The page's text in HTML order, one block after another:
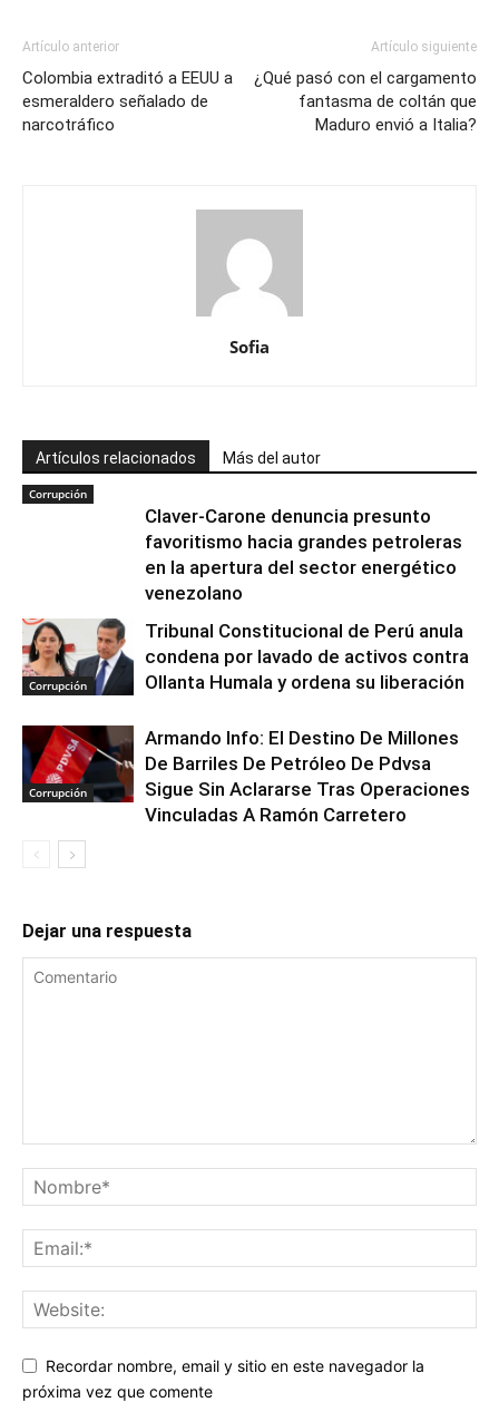
Artículo anterior
Colombia extraditó a EEUU a
esmeraldero señalado de
narcotráfico
Artículo siguiente
¿Qué pasó con el cargamento
fantasma de coltán que
Maduro envió a Italia?
Sofia
Artículos relacionados Más del autor
Corrupción
Claver-Carone denuncia presunto
favoritismo hacia grandes petroleras
en la apertura del sector energético
venezolano
Corrupción
Tribunal Constitucional de Perú anula
condena por lavado de activos contra
Ollanta Humala y ordena su liberación
Corrupción
Armando Info: El Destino De Millones
De Barriles De Petróleo De Pdvsa
Sigue Sin Aclararse Tras Operaciones
Vinculadas A Ramón Carretero
Dejar una respuesta
Recordar nombre, email y sitio en este navegador la
próxima vez que comente